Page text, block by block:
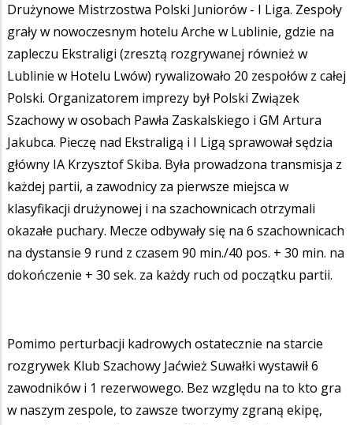
Drużynowe Mistrzostwa Polski Juniorów - I Liga. Zespoły
grały w nowoczesnym hotelu Arche w Lublinie, gdzie na
zapleczu Ekstraligi (zresztą rozgrywanej również w
Lublinie w Hotelu Lwów) rywalizowało 20 zespołów z całej
Polski. Organizatorem imprezy był Polski Związek
Szachowy w osobach Pawła Zaskalskiego i GM Artura
Jakubca. Pieczę nad Ekstraligą i I Ligą sprawował sędzia
główny IA Krzysztof Skiba. Była prowadzona transmisja z
każdej partii, a zawodnicy za pierwsze miejsca w
klasyfikacji drużynowej i na szachownicach otrzymali
okazałe puchary. Mecze odbywały się na 6 szachownicach
na dystansie 9 rund z czasem 90 min./40 pos. + 30 min. na
dokończenie + 30 sek. za każdy ruch od początku partii.
Pomimo perturbacji kadrowych ostatecznie na starcie
rozgrywek Klub Szachowy Jaćwież Suwałki wystawił 6
zawodników i 1 rezerwowego. Bez względu na to kto gra
w naszym zespole, to zawsze tworzymy zgraną ekipę,